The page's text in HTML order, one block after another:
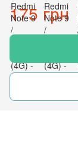
175 грн